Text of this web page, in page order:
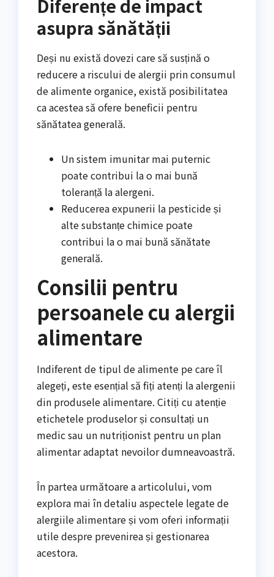
Diferențe de impact
asupra sănătății
Deși nu există dovezi care să susțină o
reducere a riscului de alergii prin consumul
de alimente organice, există posibilitatea
ca acestea să ofere beneficii pentru
sănătatea generală.
Un sistem imunitar mai puternic
poate contribui la o mai bună
toleranță la alergeni.
Reducerea expunerii la pesticide și
alte substanțe chimice poate
contribui la o mai bună sănătate
generală.
Consilii pentru
persoanele cu alergii
alimentare
Indiferent de tipul de alimente pe care îl
alegeți, este esențial să fiți atenți la alergenii
din produsele alimentare. Citiți cu atenție
etichetele produselor și consultați un
medic sau un nutriționist pentru un plan
alimentar adaptat nevoilor dumneavoastră.
În partea următoare a articolului, vom
explora mai în detaliu aspectele legate de
alergiile alimentare și vom oferi informații
utile despre prevenirea și gestionarea
acestora.